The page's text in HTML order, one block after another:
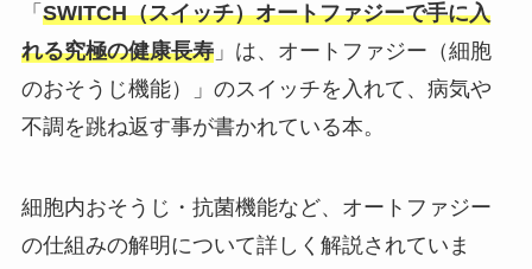
「 SWITCH（スイッチ）オートファジーで手に入
れる究極の健康長寿」は、オートファジー（細胞
のおそうじ機能）」のスイッチを入れて、病気や
不調を跳ね返す事が書かれている本。
細胞内おそうじ・抗菌機能など、オートファジー
の仕組みの解明について詳しく解説されていま